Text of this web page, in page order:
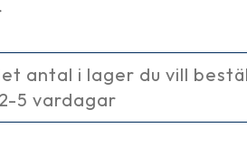
antal i lager du vill
5 vardagar